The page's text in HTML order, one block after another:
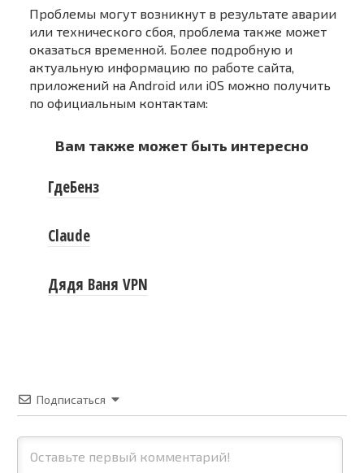
Проблемы могут возникнут в результате аварии
или технического сбоя, проблема также может
оказаться временной. Более подробную и
актуальную информацию по работе сайта,
приложений на Android или iOS можно получить
по официальным контактам:
Вам также может быть интересно
ГдеБенз
Claude
Дядя Ваня VPN
Подписаться